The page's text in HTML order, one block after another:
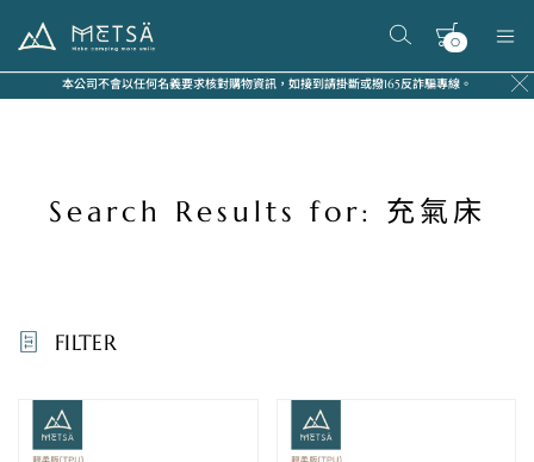
本公司不會以任何名義要求核對購物資訊，如接到請掛斷或撥165反詐騙專線。
Metsä
0
Search Results for: 充氣床
FILTER